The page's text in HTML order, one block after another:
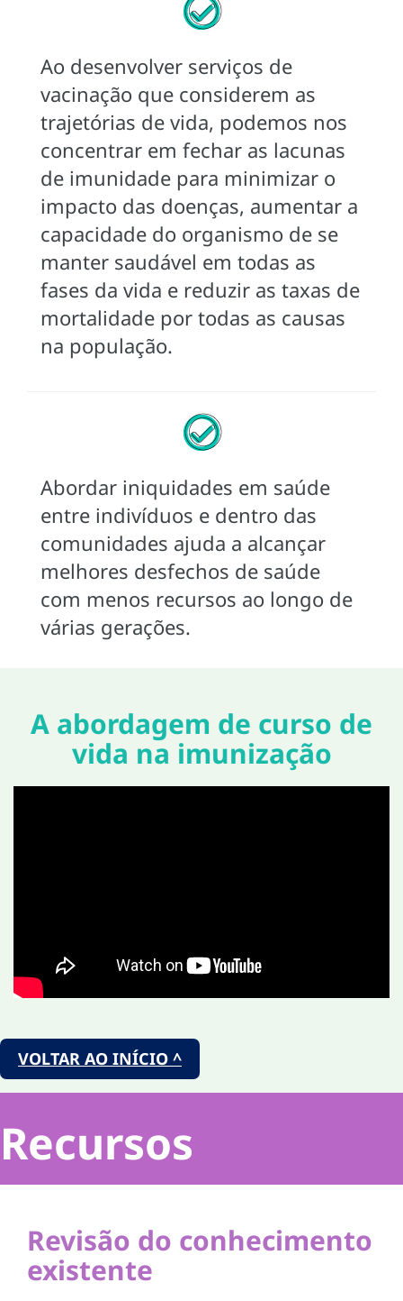
Ao desenvolver serviços de
vacinação que considerem as
trajetórias de vida, podemos nos
concentrar em fechar as lacunas
de imunidade para minimizar o
impacto das doenças, aumentar a
capacidade do organismo de se
manter saudável em todas as
fases da vida e reduzir as taxas de
mortalidade por todas as causas
na população.
Abordar iniquidades em saúde
entre indivíduos e dentro das
comunidades ajuda a alcançar
melhores desfechos de saúde
com menos recursos ao longo de
várias gerações.
A abordagem de curso de
vida na imunização
VOLTAR AO INÍCIO ^
Recursos
Revisão do conhecimento
existente